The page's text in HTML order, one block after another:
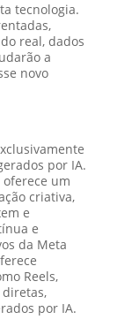
tecnologia.
real, dados
a
novo
por IA.
um
criativa,
e
e
da Meta
Reels,
diretas,
por IA.